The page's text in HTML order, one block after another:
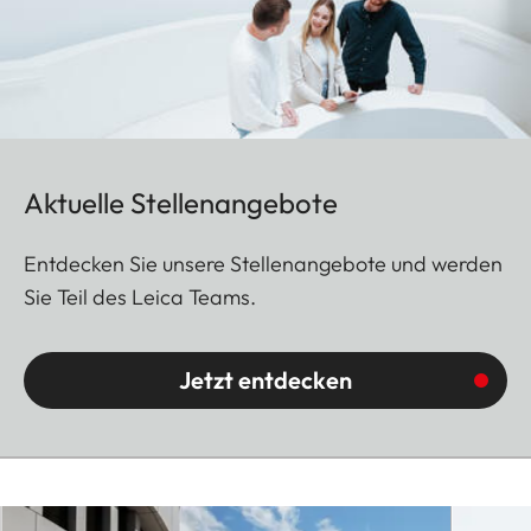
Aktuelle Stellenangebote
Entdecken Sie unsere Stellenangebote und werden
Sie Teil des Leica Teams.
Jetzt entdecken